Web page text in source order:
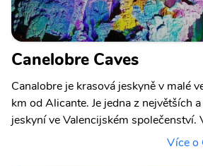
Canelobre Caves
Canalobre je krasová jeskyně v malé
km od Alicante. Je jedna z největších
jeskyní ve Valencijském společenství.
Více o